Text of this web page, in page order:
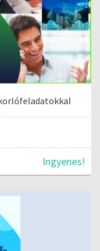
Ingyenes!